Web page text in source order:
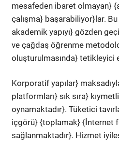
mesafeden ibaret olmayan}
çalışma} başarabiliyor}lar.
akademik yapıyı} gözden
ve çağdaş öğrenme
oluşturulmasında} tetikleyici
Korporatif yapılar}
platformları} sık sıra}
oynamaktadır}. Tüketici
içgörü} {toplamak} {İnternet
sağlanmaktadır}. Hizmet